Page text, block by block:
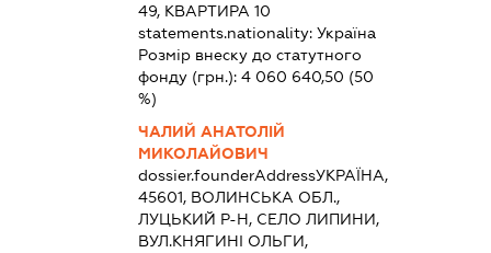
49, КВАРТИРА 10
statements.nationality: Україна
Розмір внеску до статутного
фонду (грн.): 4 060 640,50 (50
%)
ЧАЛИЙ АНАТОЛІЙ
МИКОЛАЙОВИЧ
dossier.founderAddressУКРАЇНА,
45601, ВОЛИНСЬКА ОБЛ.,
ЛУЦЬКИЙ Р-Н, СЕЛО ЛИПИНИ,
ВУЛ.КНЯГИНІ ОЛЬГИ,